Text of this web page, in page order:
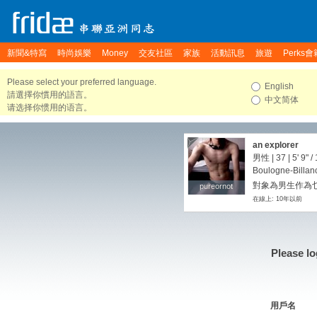
新聞&特寫 時尚娛樂 Money 交友社區 家族 活動訊息 旅遊 Perks會
Please select your preferred language.
請選擇你慣用的語言。
请选择你惯用的语言。
English
中文简体
pureornot
pureornot
an explorer
男性 | 37 | 5' 9" /
Boulogne-
對象為男生作為
在線上: 10年以前
Please
用戶名